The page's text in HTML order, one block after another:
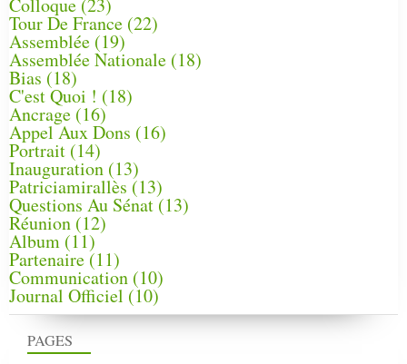
PAGES
Tour De France (22)
Assemblée (19)
Assemblée Nationale (18)
Bias (18)
C'est Quoi ! (18)
Ancrage (16)
Appel Aux Dons (16)
Portrait (14)
Inauguration (13)
Patriciamirallès (13)
Questions Au Sénat(13)
Réunion (12)
Album (11)
Partenaire(11)
Communication (10)
Journal Officiel (10)